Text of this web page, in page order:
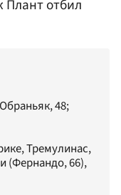
Плант отбил
48;
Тремулинас,
(Фернандо, 66),